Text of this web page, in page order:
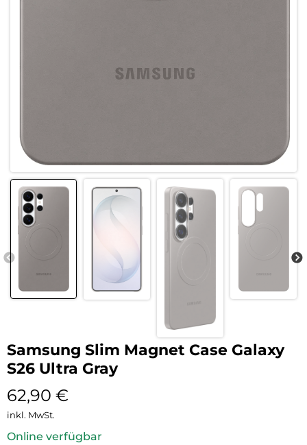
Samsung Slim Magnet Case Galaxy
S26 Ultra Gray
62,90 €
inkl. MwSt.
Online verfügbar